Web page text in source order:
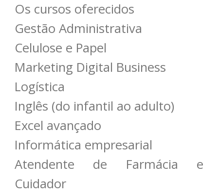
Os cursos oferecidos
Gestão Administrativa
Celulose e Papel
Marketing Digital Business
Logística
Inglês (do infantil ao adulto)
Excel avançado
Informática empresarial
Atendente de Farmácia e
Cuidador